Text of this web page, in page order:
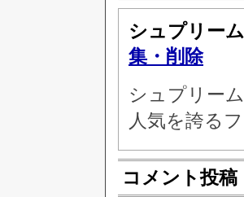
シュプリー
集・削除
シュプリー
人気を誇る
コメント投稿